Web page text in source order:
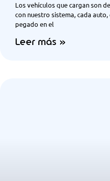
Los vehículos que cargan son
con nuestro sistema, cada
pegado en el
Leer más »